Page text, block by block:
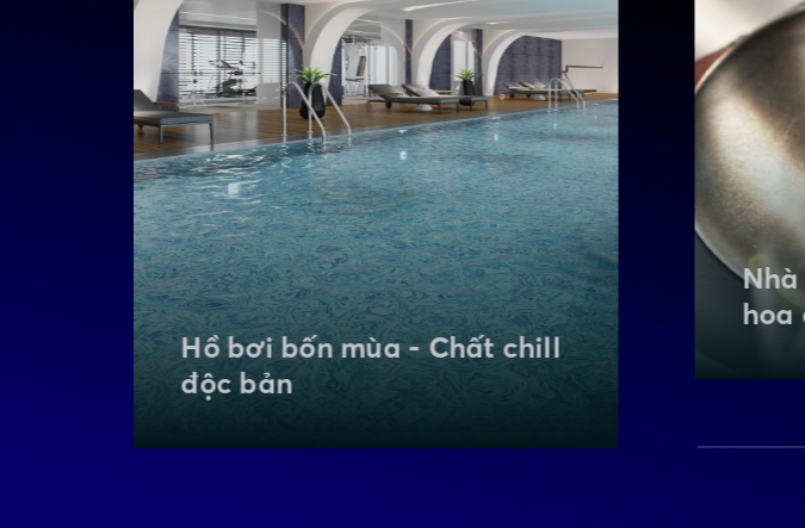
Nhà hàng Fine Dining - Tinh
hoa ẩm thực Á & Âu
Nơi